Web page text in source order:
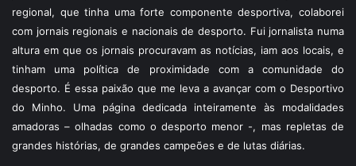
regional, que tinha uma forte componente desportiva, colaborei
com jornais regionais e nacionais de desporto. Fui jornalista numa
altura em que os jornais procuravam as notícias, iam aos locais, e
tinham uma política de proximidade com a comunidade do
desporto. É essa paixão que me leva a avançar com o Desportivo
do Minho. Uma página dedicada inteiramente às modalidades
amadoras – olhadas como o desporto menor -, mas repletas de
grandes histórias, de grandes campeões e de lutas diárias.